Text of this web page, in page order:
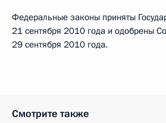
Федеральные законы приняты
21 сентября 2010 года и одобрены
29 сентября 2010 года.
Смотрите также